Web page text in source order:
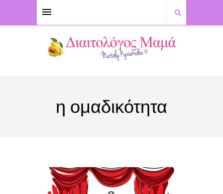
η ομαδικότητα